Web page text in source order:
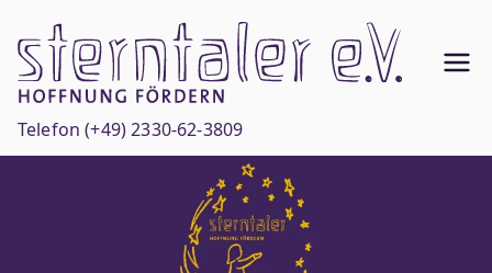
Inhalt
springen
Ste
rnt
Hoffnun
Telefon(+49) 2330-62-3809